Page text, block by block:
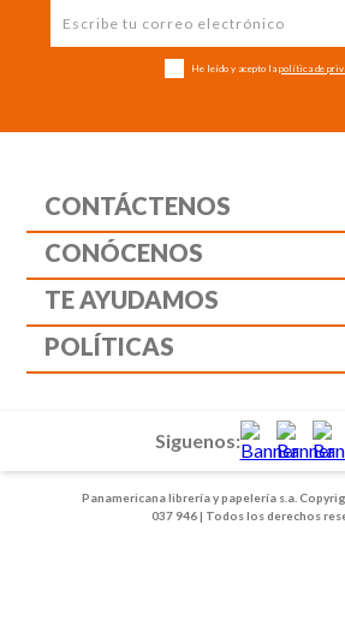
He leído y acepto la política de
CONTÁCTENOS
CONÓCENOS
TE AYUDAMOS
POLÍTICAS
Panamericana librería y papelería s.a.
037 946 | Todos los derechos
Siguenos: